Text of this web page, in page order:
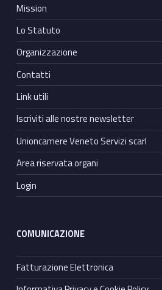
Mission
Lo Statuto
Organizzazione
Contatti
Link utili
Iscriviti alle nostre newsletter
Unioncamere Veneto Servizi scarl
Area riservata organi
Login
COMUNICAZIONE
Fatturazione Elettronica